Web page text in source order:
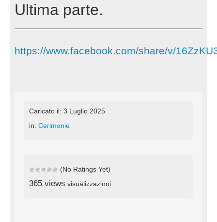
Ultima parte.
https://www.facebook.com/share/v/
Caricato il: 3 Luglio 2025
in: Cerimonie
(No Ratings Yet)
365 views visualizzazioni